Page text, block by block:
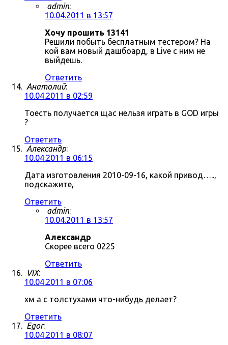
admin:
10.04.2011 в 13:57
Хочу прошить 13141
Решили побыть бесплатным тестером? На
кой вам новый дашбоард, в Live с ним не
выйдешь.
Ответить
Анатолий:
10.04.2011 в 02:59
Тоесть получается щас нельзя играть в GOD игры
?
Ответить
Александр:
10.04.2011 в 06:15
Дата изготовления 2010-09-16, какой привод…..,
подскажите,
Ответить
admin:
10.04.2011 в 13:57
Александр
Скорее всего 0225
Ответить
VIX:
10.04.2011 в 07:06
хм а с толстухами что-нибудь делает?
Ответить
Egor:
10.04.2011 в 08:07